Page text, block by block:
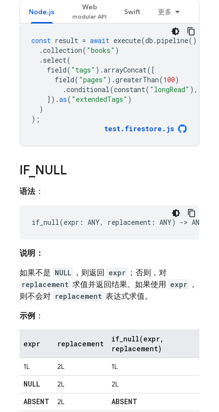
Node.js
Web
Swift 更多
const result = await execute(db .pipeline()
.collection( "books" )
. select(
field( "tags" ).arrayConcat([
field( "pages" ).greaterThan(100)
.conditional(constant( "longRead" ),
]).as( "extendedTags" )
)
);
test. firestore . js
IF_ NULL
语法：
说明：
如果不是 NULL ，则返回 expr ；否则，对
replacement 求值并返回结果。如果使用 expr ，
则不会对 replacement 表达式求值。
示例 ：
expr replacement
if_null(expr,
replacement)
1L 2L 1L
NULL 2L 2L
ABSENT 2L ABSENT